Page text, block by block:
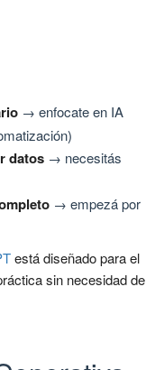
→ enfocate en IA
datos → necesitás
→ empezá por
está diseñado para el
sin necesidad de